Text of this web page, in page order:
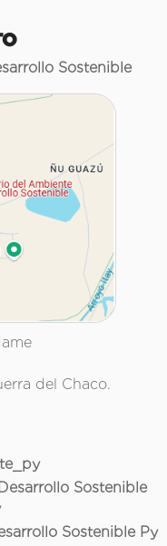
Sostenible
del Chaco.
Sostenible
Sostenible Py